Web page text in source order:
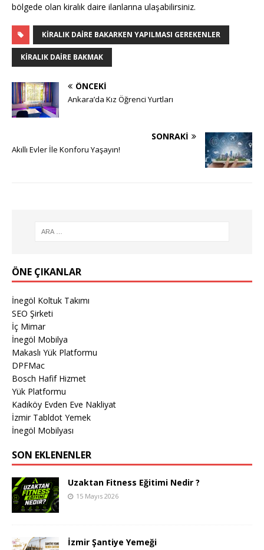
bölgede olan kiralık daire ilanlarına ulaşabilirsiniz.
KIRALIK DAIRE BAKARKEN YAPILMASI GEREKENLER
KIRALIK DAIRE BAKMAK
ÖNCEKI
Ankara’da Kız Öğrenci Yurtları
SONRAKI
Akıllı Evler İle Konforu Yaşayın!
ÖNE ÇIKANLAR
İnegöl Koltuk Takımı
SEO Şirketi
İç Mimar
İnegöl Mobilya
Makaslı Yük Platformu
DPFMac
Bosch Hafif Hizmet
Yük Platformu
Kadıköy Evden Eve Nakliyat
İzmir Tabldot Yemek
İnegöl Mobilyası
SON EKLENENLER
Uzaktan Fitness Eğitimi Nedir ?
15 Mayıs 2026
İzmir Şantiye Yemeği